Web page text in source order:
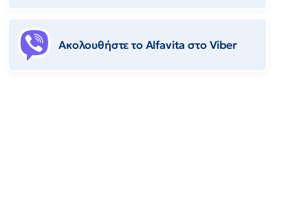
Ακολουθήστε το Αlfavita στο Viber